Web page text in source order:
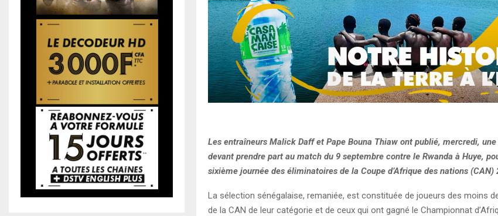
Les entraîneurs Malick Daff et Pape Bouna Thiaw ont publié, mercredi,
devant prendre part au match du 9 septembre contre le Rwanda à Huye,
sixième journée des éliminatoires de la Coupe d’Afrique des nations (CAN)
La sélection sénégalaise, remaniée, est constituée de joueurs des moins
de la CAN de leur catégorie et de ceux qui ont gagné le Championnat